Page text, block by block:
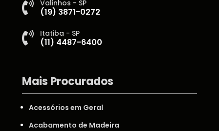
 Valinhos - SP
(19) 3871-0272
 Itatiba - SP
(11) 4487-6400
Mais Procurados
Acessórios em Geral
Acabamento de Madeira